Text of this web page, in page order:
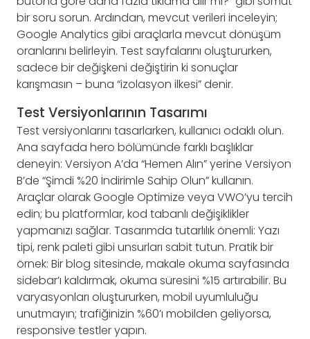
bir soru sorun. Ardından, mevcut verileri inceleyin;
Google Analytics gibi araçlarla mevcut dönüşüm
oranlarını belirleyin. Test sayfalarını oluştururken,
sadece bir değişkeni değiştirin ki sonuçlar
karışmasın – buna “izolasyon ilkesi” denir.
Test Versiyonlarının Tasarımı
Test versiyonlarını tasarlarken, kullanıcı odaklı olun.
Ana sayfada hero bölümünde farklı başlıklar
deneyin: Versiyon A’da “Hemen Alın” yerine Versiyon
B’de “Şimdi %20 İndirimle Sahip Olun” kullanın.
Araçlar olarak Google Optimize veya VWO’yu tercih
edin; bu platformlar, kod tabanlı değişiklikler
yapmanızı sağlar. Tasarımda tutarlılık önemli: Yazı
tipi, renk paleti gibi unsurları sabit tutun. Pratik bir
örnek: Bir blog sitesinde, makale okuma sayfasında
sidebar’ı kaldırmak, okuma süresini %15 artırabilir. Bu
varyasyonları oluştururken, mobil uyumluluğu
unutmayın; trafiğinizin %60’ı mobilden geliyorsa,
responsive testler yapın.